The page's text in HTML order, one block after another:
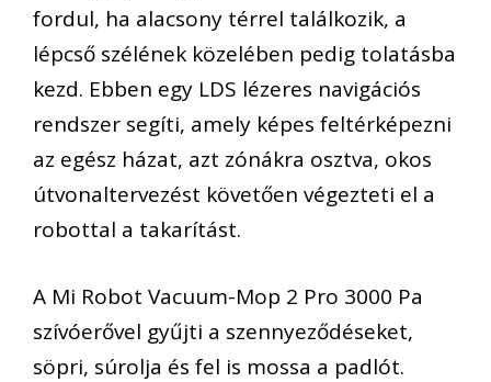
fordul, ha alacsony térrel találkozik, a
lépcső szélének közelében pedig tolatásba
kezd. Ebben egy LDS lézeres navigációs
rendszer segíti, amely képes feltérképezni
az egész házat, azt zónákra osztva, okos
útvonaltervezést követően végezteti el a
robottal a takarítást.
A Mi Robot Vacuum-Mop 2 Pro 3000 Pa
szívóerővel gyűjti a szennyeződéseket,
söpri, súrolja és fel is mossa a padlót.